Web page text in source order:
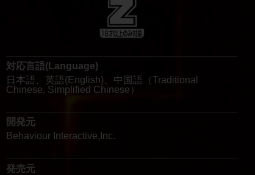
対応言語(Language)
日本語、英語(English)、中国語（Traditional
Chinese, Simplified Chinese）
開発元
Behaviour Interactive,Inc.
発売元